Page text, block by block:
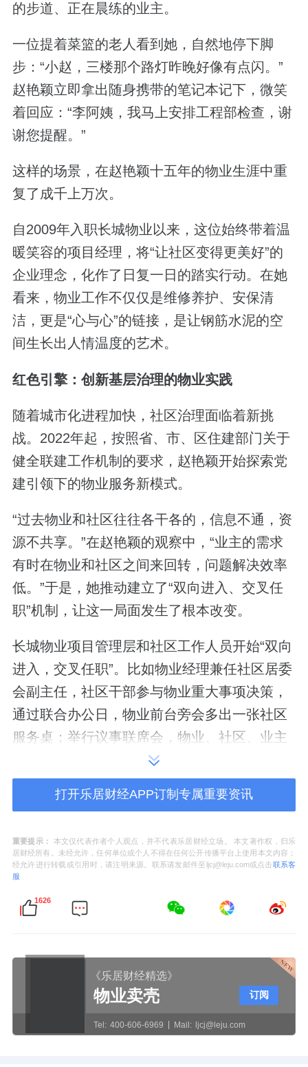
的步道、正在晨练的业主。
一位提着菜篮的老人看到她，自然地停下脚
步：“小赵，三楼那个路灯昨晚好像有点闪。”
赵艳颖立即拿出随身携带的笔记本记下，微笑
着回应：“李阿姨，我马上安排工程部检查，谢
谢您提醒。”
这样的场景，在赵艳颖十五年的物业生涯中重
复了成千上万次。
自2009年入职长城物业以来，这位始终带着温
暖笑容的项目经理，将“让社区变得更美好”的
企业理念，化作了日复一日的踏实行动。在她
看来，物业工作不仅仅是维修养护、安保清
洁，更是“心与心”的链接，是让钢筋水泥的空
间生长出人情温度的艺术。
红色引擎：创新基层治理的物业实践
随着城市化进程加快，社区治理面临着新挑
战。2022年起，按照省、市、区住建部门关于
健全联建工作机制的要求，赵艳颖开始探索党
建引领下的物业服务新模式。
“过去物业和社区往往各干各的，信息不通，资
源不共享。”在赵艳颖的观察中，“业主的需求
有时在物业和社区之间来回转，问题解决效率
低。”于是，她推动建立了“双向进入、交叉任
职”机制，让这一局面发生了根本改变。
长城物业项目管理层和社区工作人员开始“双向
进入，交叉任职”。比如物业经理兼任社区居委
会副主任，社区干部参与物业重大事项决策，
通过联合办公日，物业前台旁会多出一张社区
服务桌；举行议事联席会，物业、社区、业主
代表围坐一桌，同步收集民意，共享服务信
息。
反映小区缺乏公共活动空间，尤其是老年人和
儿童无处休闲。在赵艳颖提议下，社区党支部
民代表齐聚一堂。
来。”赵艳颖指着规划图提议，“这些空间原本
只是通道，改造后可以成为邻里交流的‘微空
间’。”
打开乐居财经APP订制专属重要资讯
重要提示：
本文仅代表作者个人观点，并不代表乐居财经立场。 本文著作权，归乐
居财经所有。未经允许，任何单位或个人不得在任何公开传播平台上使用本文内容；
经允许进行转载或引用时，请注明来源。联系请发邮件至ljcj@leju.com或点击联系客
服
1626
《乐居财经精选》
物业卖壳
Tel: 400-606-6969 Mail: ljcj@leju.com
订阅